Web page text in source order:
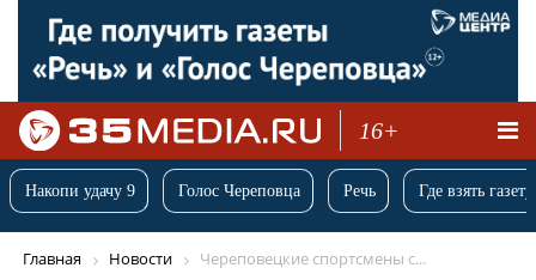
16+
Накопи удачу 9 Голос Череповца Речь Где взять
Главная Новости Череповецкие спортсмены с...